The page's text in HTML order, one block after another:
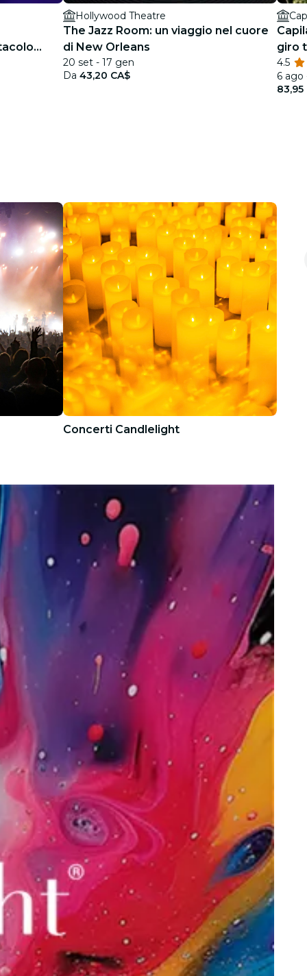
Hollywood Theatre
The Jazz Room: un viaggio nel cuore
di New Orleans
20 set - 17 gen
Da 43,20 CA$
giro
4.5
6 ago
83,95
Concerti Candlelight